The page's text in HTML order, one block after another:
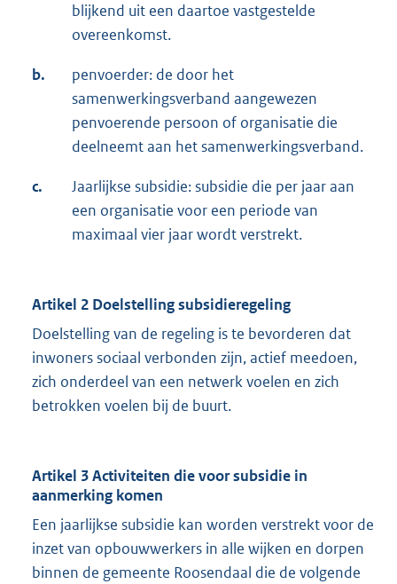
blijkend uit een daartoe vastgestelde
overeenkomst.
b.
penvoerder: de door het
samenwerkingsverband aangewezen
penvoerende persoon of organisatie die
deelneemt aan het samenwerkingsverband.
c.
Jaarlijkse subsidie: subsidie die per jaar aan
een organisatie voor een periode van
maximaal vier jaar wordt verstrekt.
Artikel 2 Doelstelling subsidieregeling
Doelstelling van de regeling is te bevorderen dat
inwoners sociaal verbonden zijn, actief meedoen,
zich onderdeel van een netwerk voelen en zich
betrokken voelen bij de buurt.
Artikel 3 Activiteiten die voor subsidie in
aanmerking komen
Een jaarlijkse subsidie kan worden verstrekt voor de
inzet van opbouwwerkers in alle wijken en dorpen
binnen de gemeente Roosendaal die de volgende